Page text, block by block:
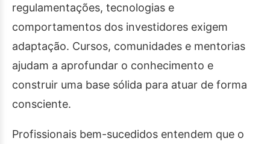
regulamentações, tecnologias e
comportamentos dos investidores exigem
adaptação. Cursos, comunidades e mentorias
ajudam a aprofundar o conhecimento e
construir uma base sólida para atuar de forma
consciente.
Profissionais bem-sucedidos entendem que o